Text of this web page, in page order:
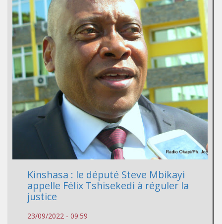
Kinshasa : le député Steve Mbikayi
appelle Félix Tshisekedi à réguler la
justice
23/09/2022 - 09:59